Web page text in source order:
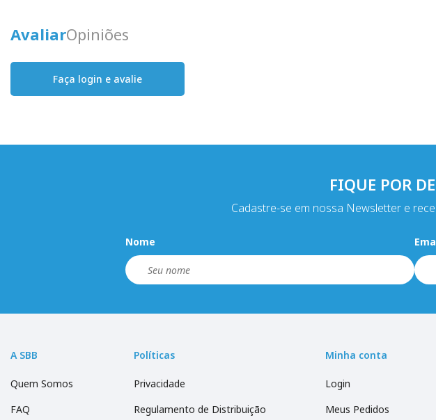
AvaliarOpiniões
Faça login e avalie
FIQUE POR
Cadastre-se em nossa Newsletter e
Nome
A SBB
Quem Somos
FAQ
Políticas
Privacidade
Regulamento de Distribuição
Minha conta
Login
Meus Pedidos